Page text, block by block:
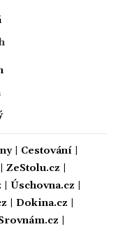
| Cestování|
ZeStolu.cz
Úschovna.cz
Dokina.cz